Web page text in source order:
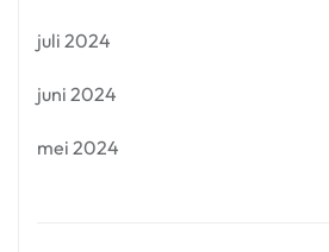
juli 2024
juni 2024
mei 2024